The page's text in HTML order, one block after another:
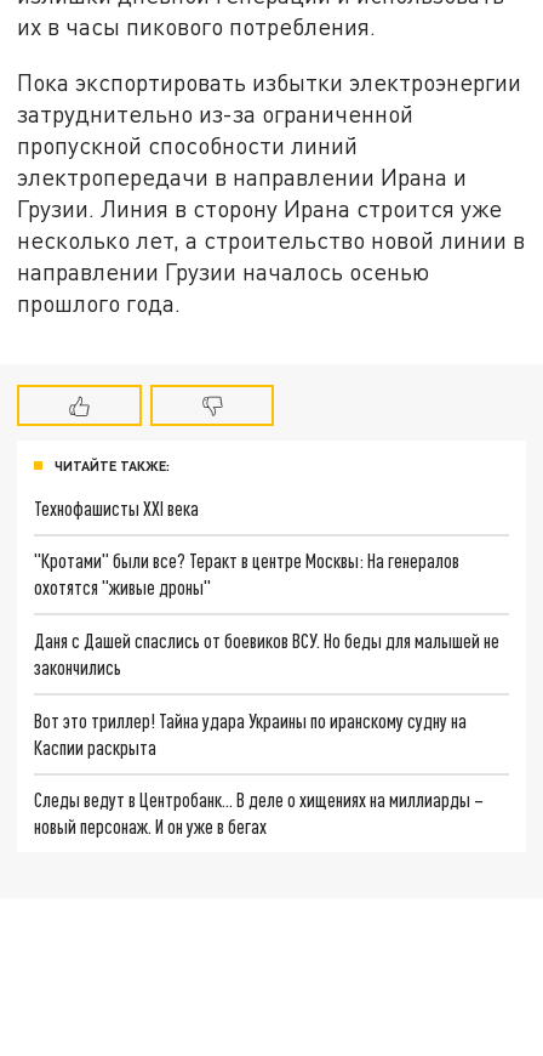
их в часы пикового потребления.
Пока экспортировать избытки электроэнергии
затруднительно из-за ограниченной
пропускной способности линий
электропередачи в направлении Ирана и
Грузии. Линия в сторону Ирана строится уже
несколько лет, а строительство новой линии в
направлении Грузии началось осенью
прошлого года.
ЧИТАЙТЕ ТАКЖЕ:
Технофашисты XXI века
"Кротами" были все? Теракт в центре Москвы: На генералов
охотятся "живые дроны"
Даня с Дашей спаслись от боевиков ВСУ. Но беды для малышей не
закончились
Вот это триллер! Тайна удара Украины по иранскому судну на
Каспии раскрыта
Следы ведут в Центробанк… В деле о хищениях на миллиарды –
новый персонаж. И он уже в бегах